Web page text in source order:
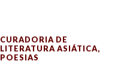
CURADORIA DE
LITERATURA ASIÁTICA,
POESIAS